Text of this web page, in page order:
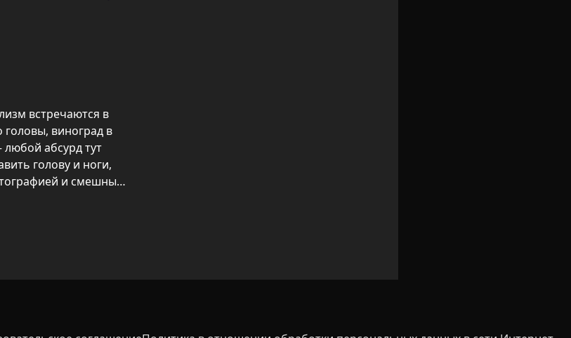
встречаются в
виноград в
абсурд тут
голову и ноги,
и смешным
произносится с
и абсурда.
галерея странных